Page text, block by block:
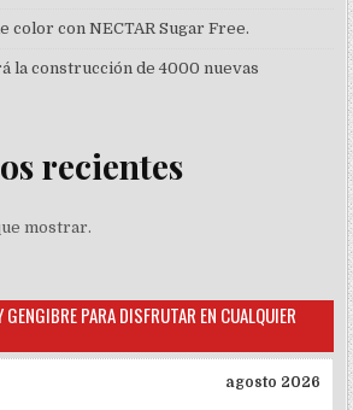
color con NECTAR Sugar Free.
la construcción de 4000 nuevas
recientes
mostrar.
PARA DISFRUTAR EN CUALQUIER
agosto 2026